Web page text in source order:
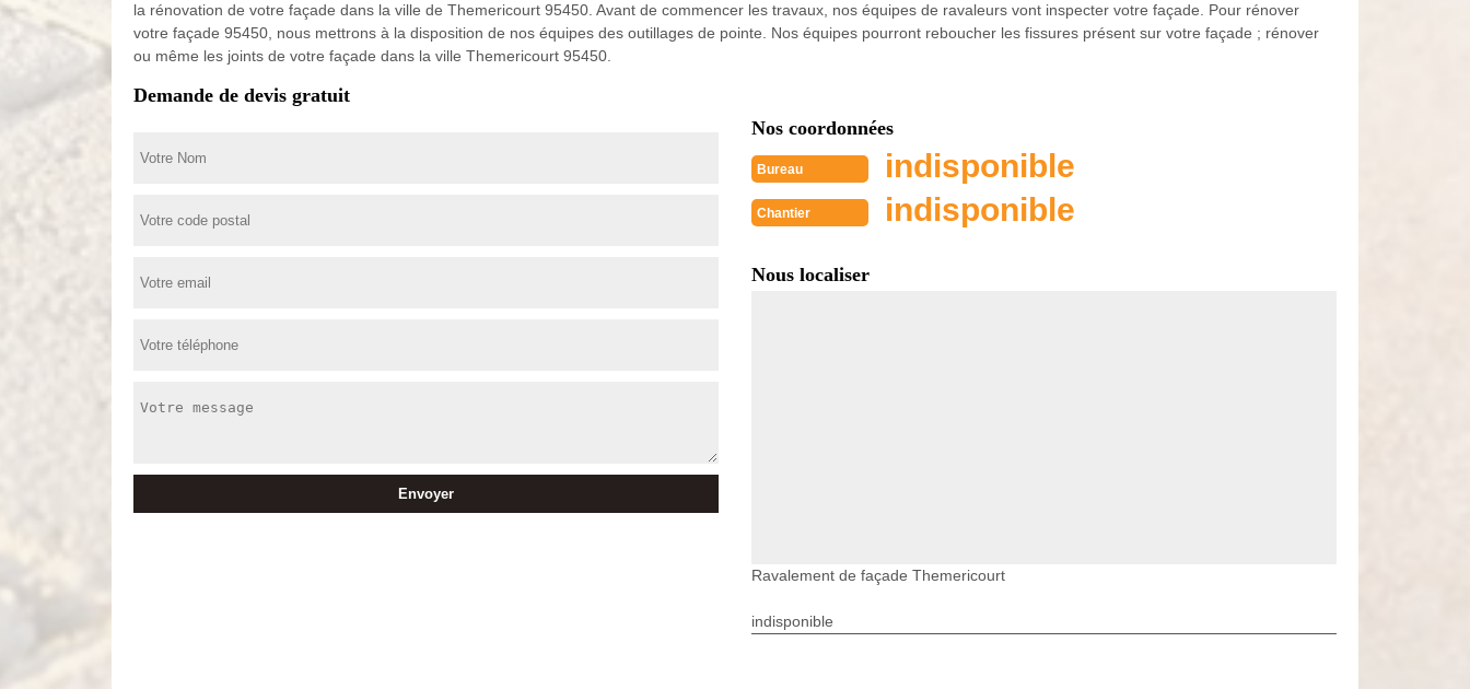
la rénovation de votre façade dans la ville de Themericourt 95450. Avant de commencer les travaux, nos équipes de ravaleurs vont inspecter votre façade. Pour rénover
votre façade 95450, nous mettrons à la disposition de nos équipes des outillages de pointe. Nos équipes pourront reboucher les fissures présent sur votre façade ; rénover
ou même les joints de votre façade dans la ville Themericourt 95450.
Demande de devis gratuit
Nos coordonnées
Bureau indisponible
Chantier indisponible
Nous localiser
Ravalement de façade Themericourt
indisponible